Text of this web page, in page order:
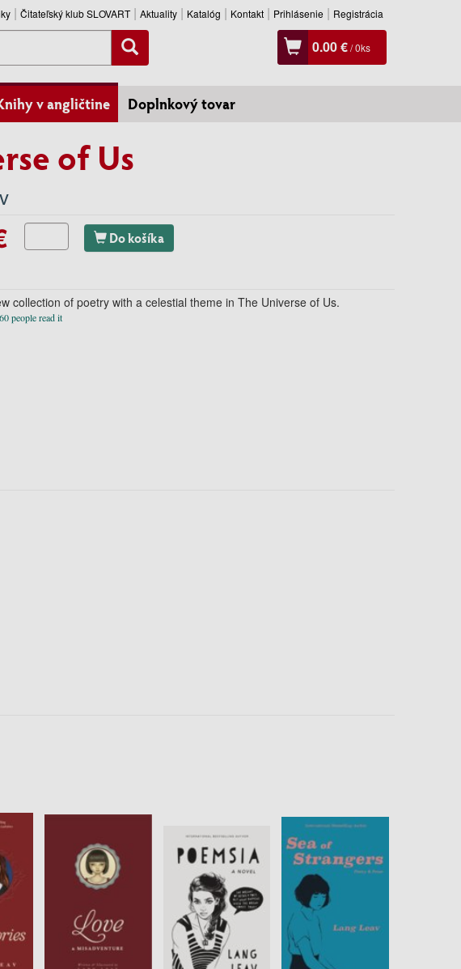
Čitateľský klub SLOVART Aktuality Katalóg Kontakt Prihlásenie Registrácia
0.00 €/0ks
v angličtine Doplnkový tovar
of Us
Do košíka
collection of poetry with a celestial theme in The Universe of Us.